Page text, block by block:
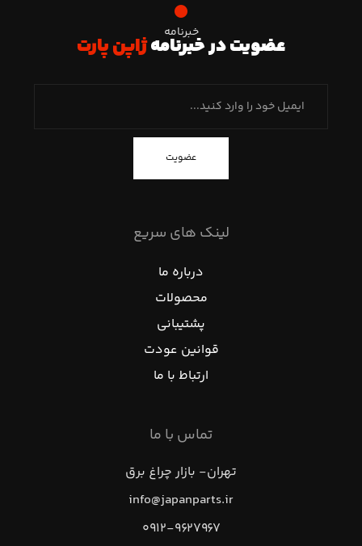
خبرنامه
عضویت در خبرنامهژاپن پارت
عضویت
لینک های سریع
درباره ما
محصولات
پشتیبانی
قوانین عودت
ارتباط با ما
تماس با ما
تهران- بازار چراغ برق
info@japanparts.ir
۰۹۱۲-۹۶۲۷۹۶۷